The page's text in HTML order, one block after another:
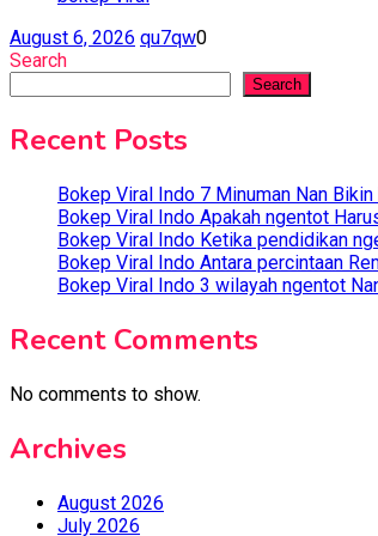
August 6, 2026 qu7qw0
Search
Search
Recent Posts
Bokep Viral Indo 7 Minuman Nan
Bokep Viral Indo Apakah ngentot
Bokep Viral Indo Ketika pendidikan
Bokep Viral Indo Antara percintaan
Bokep Viral Indo 3 wilayah ngentot
Recent Comments
No comments to show.
Archives
August 2026
July 2026